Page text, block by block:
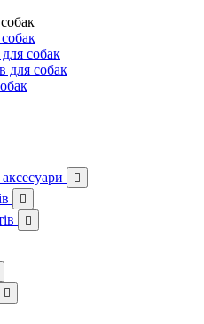
для собак
для собак



